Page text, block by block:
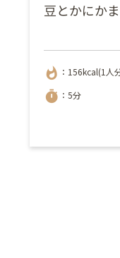
豆とかにか
whatshot ：156kcal(1人
timer ：5分